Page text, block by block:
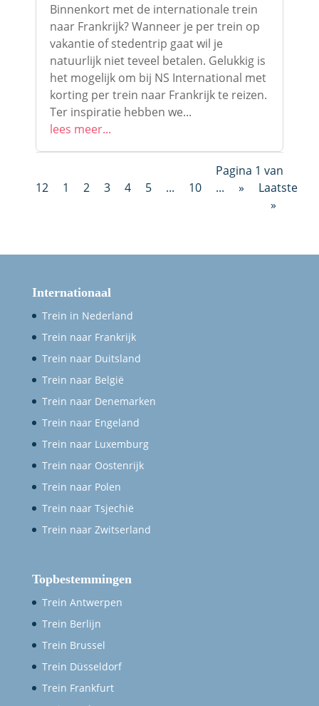
Binnenkort met de internationale trein
naar Frankrijk? Wanneer je per trein op
vakantie of stedentrip gaat wil je
natuurlijk niet teveel betalen. Gelukkig is
het mogelijk om bij NS International met
korting per trein naar Frankrijk te reizen.
Ter inspiratie hebben we...
lees meer...
Pagina 1 van
12
1 2 3 4 5 ... 10 ... »
Laatste
»
Internationaal
Trein in Nederland
Trein naar Frankrijk
Trein naar Duitsland
Trein naar België
Trein naar Denemarken
Trein naar Engeland
Trein naar Luxemburg
Trein naar Oostenrijk
Trein naar Polen
Trein naar Tsjechië
Trein naar Zwitserland
Topbestemmingen
Trein Antwerpen
Trein Berlijn
Trein Brussel
Trein Düsseldorf
Trein Frankfurt